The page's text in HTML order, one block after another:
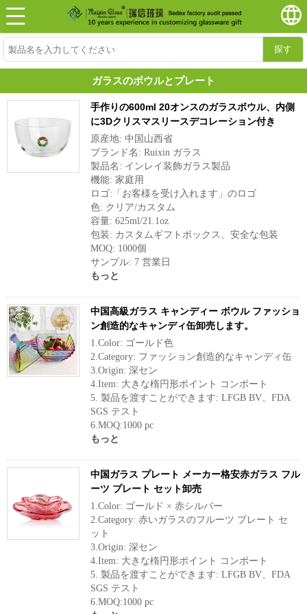
探す
ガラスのボウルとプレート
手作りの600ml 20オンスのガラスボウル、内側
に3Dクリスマスリースデコレーション付き
原産地: 中国山西省
ブランド名: Ruixin ガラス
製品名: インレイ装飾ガラス製品
機能: 家庭用
ロゴ:「お客様を受け入れます」のロゴ
色: クリア/カスタム
容量: 625ml/21.1oz
包装: カスタムギフトボックス、安全な包装
MOQ: 1000個
サンプル: 7 営業日
もっと
中国高級ガラス キャンディー ボウル ファッショ
ン創造的なキャンディ缶卸売します。
1.Color: ゴールド色
2.Category: ファッション創造的なキャンディ缶
3.Origin: 深セン
4.Item: 大きな楕円形ポイント コンポート
5. 製品を渡すことができます: LFGB BV、FDA
SGS テスト
6.MOQ:1000 pc
もっと
中国ガラス プレート メーカー格安赤ガラス フル
ーツ プレート セット卸売
1.Color: ゴールド × 赤シルバー
2.Category: 赤いガラスのフルーツ プレート セ
ット
3.Origin: 深セン
4.Item: 大きな楕円形ポイント コンポート
5. 製品を渡すことができます: LFGB BV、FDA
SGS テスト
6.MOQ:1000 pc